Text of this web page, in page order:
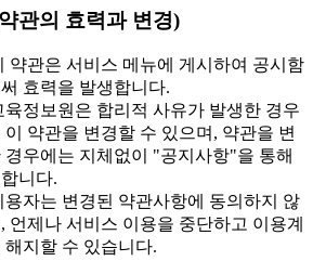
관의 효력과 변경)
약관은 서비스 메뉴에 게시하여 공시함
효력을 발생합니다.
정보원은 합리적 사유가 발생한 경우
이 약관을 변경할 수 있으며, 약관을 변
경우에는 지체없이 "공지사항"을 통해
니다.
자는 변경된 약관사항에 동의하지 않
언제나 서비스 이용을 중단하고 이용계
해지할 수 있습니다.